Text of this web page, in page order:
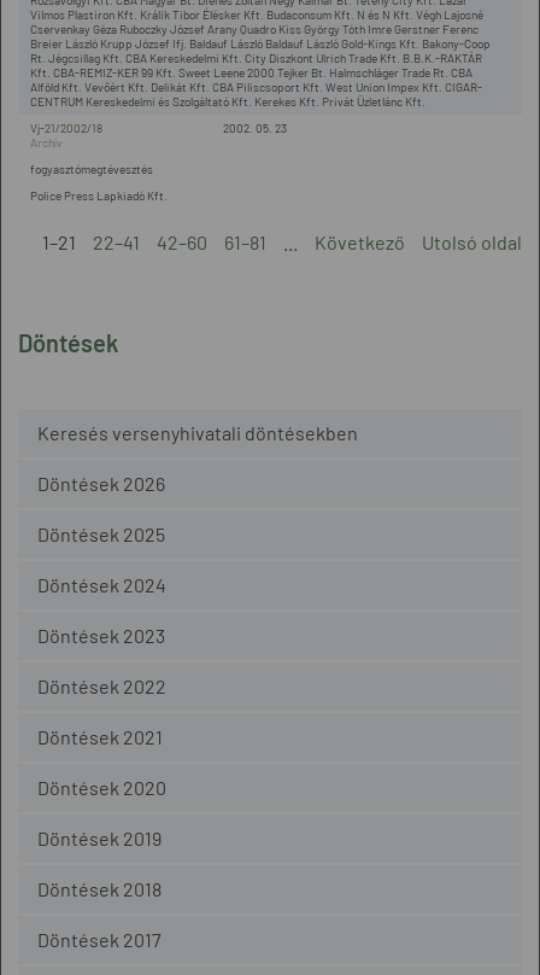
Döntések
Keresés versenyhivatali döntésekben
Döntések 2026
Döntések 2025
Döntések 2024
Döntések 2023
Döntések 2022
Döntések 2021
Döntések 2020
Döntések 2019
Döntések 2018
Döntések 2017
Vilmos Plastiron Kft. Králik Tibor Élésker Kft. Budaconsum Kft. N és N Kft. Végh Lajosné
Cservenkay Géza Ruboczky József Arany Quadro Kiss György Tóth Imre Gerstner Ferenc
Breier László Krupp József Ifj. Baldauf László Baldauf László Gold-Kings Kft. Bakony-Coop
Rt. Jégcsillag Kft. CBA Kereskedelmi Kft. City Diszkont Ulrich Trade Kft. B.B.K.-RAKTÁR
Kft. CBA-REMIZ-KER `99 Kft. Sweet Leene 2000 Tejker Bt. Halmschláger Trade Rt. CBA
Alföld Kft. Vevőért Kft. Delikát Kft. CBA Piliscsoport Kft. West Union Impex Kft. CIGAR-
CENTRUM Kereskedelmi és Szolgáltató Kft. Kerekes Kft. Privát Üzletlánc Kft.
2002. 05. 23
Vj-21/2002/18
Police Press Lapkiadó Kft.
fogyasztómegtévesztés
1–21 22–41 42–60 61–81 Következő Utolsó oldal